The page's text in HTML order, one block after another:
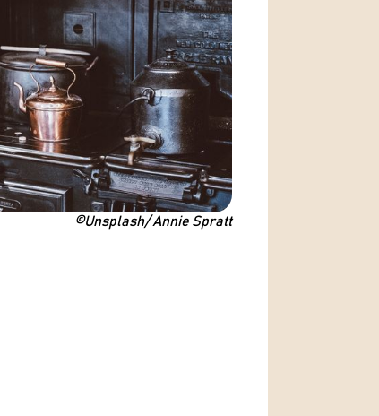
actus & codes promo
votre livret de tutos & recettesapprouvés
©Unsplash/ Annie Spratt